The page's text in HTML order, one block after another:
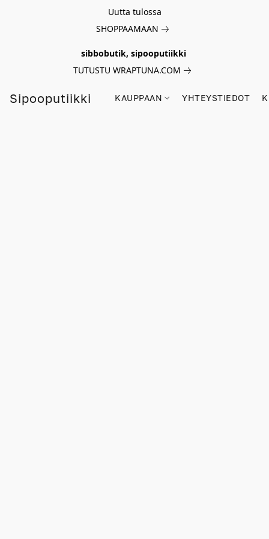
Uutta tulossa
SHOPPAAMAAN
sibbobutik, sipooputiikki
TUTUSTU WRAPTUNA.COM
Sipooputiikki KAUPPAAN YHTEYSTIEDOT